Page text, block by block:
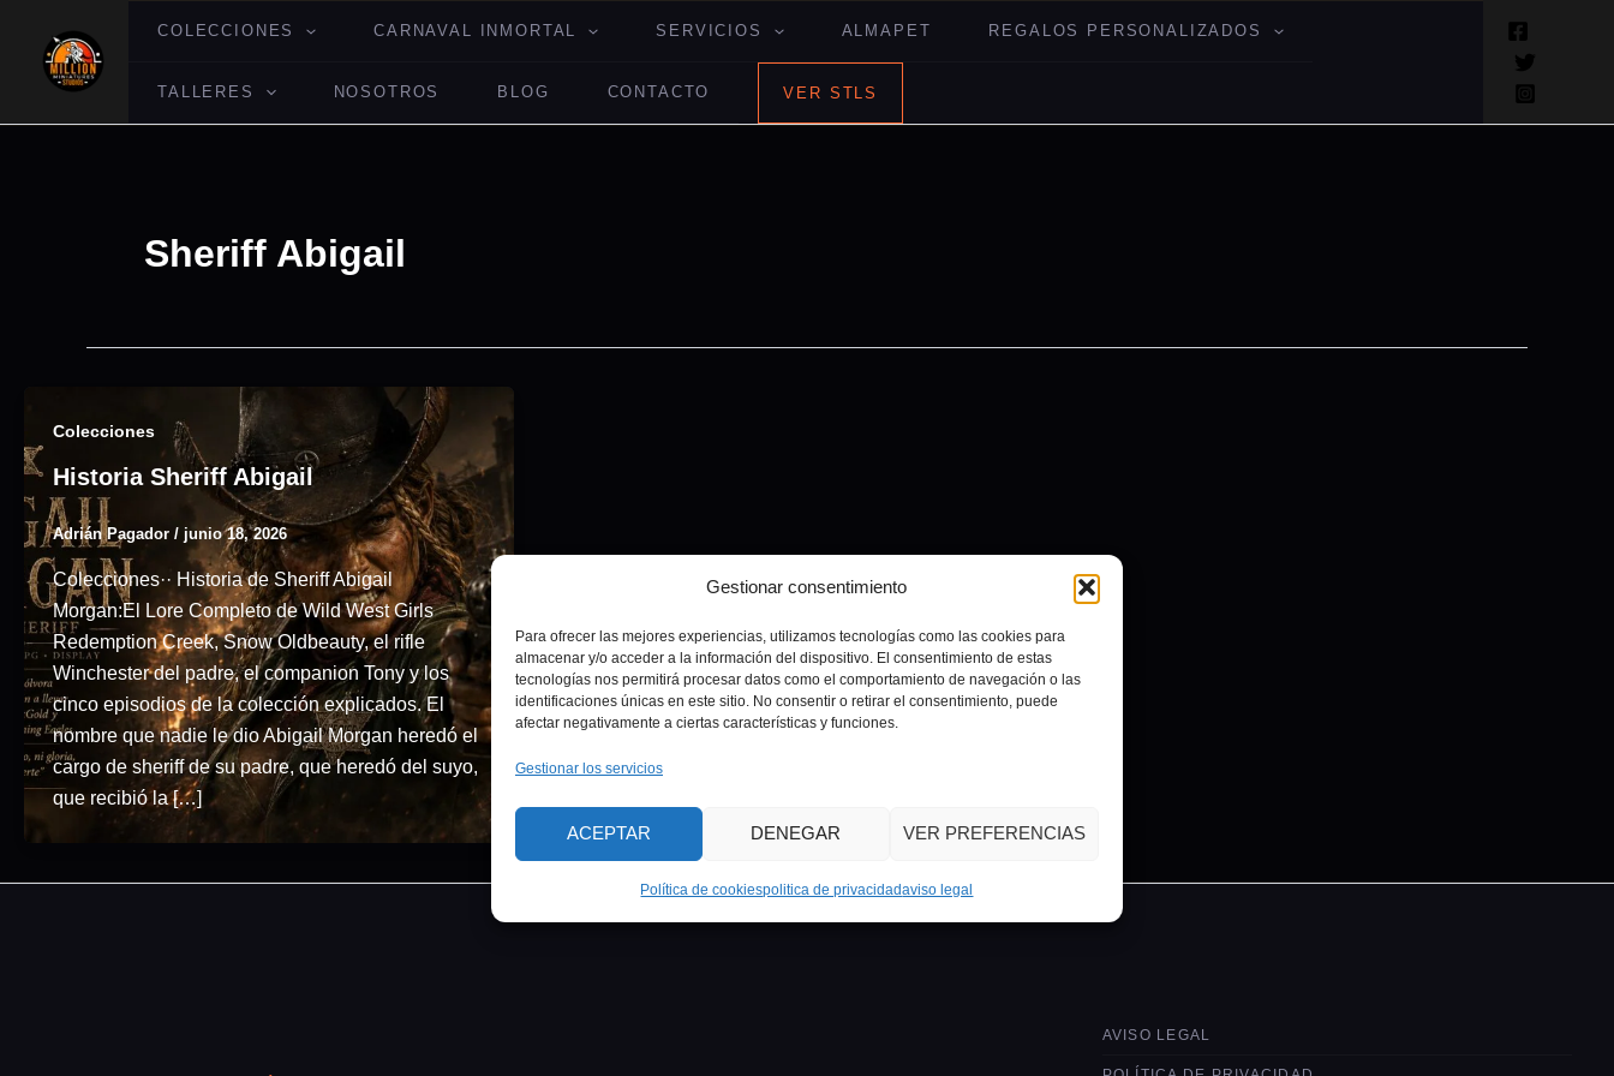
Gestionar consentimiento
Para ofrecer las mejores experiencias, utilizamos tecnologías como las cookies para
almacenar y/o acceder a la información del dispositivo. El consentimiento de estas
tecnologías nos permitirá procesar datos como el comportamiento de navegación o las
identificaciones únicas en este sitio. No consentir o retirar el consentimiento, puede
afectar negativamente a ciertas características y funciones.
Gestionar los servicios
ACEPTAR DENEGAR VER PREFERENCIAS
Política de cookiespolitica de privacidadaviso legal
contenido
COLECCIONES CARNAVAL INMORTAL SERVICIOS ALMAPET REGALOS PERSONALIZADOS
TALLERES NOSOTROS BLOG CONTACTO VER STLS
Sheriff Abigail
Colecciones
Historia Sheriff Abigail
Adrián Pagador / junio 18, 2026
Colecciones·· Historia de Sheriff Abigail
Morgan:El Lore Completo de Wild West Girls
Redemption Creek, Snow Oldbeauty, el rifle
Winchester del padre, el companion Tony y los
cinco episodios de la colección explicados. El
nombre que nadie le dio Abigail Morgan heredó el
cargo de sheriff de su padre, que heredó del suyo,
que recibió la […]
AVISO LEGAL